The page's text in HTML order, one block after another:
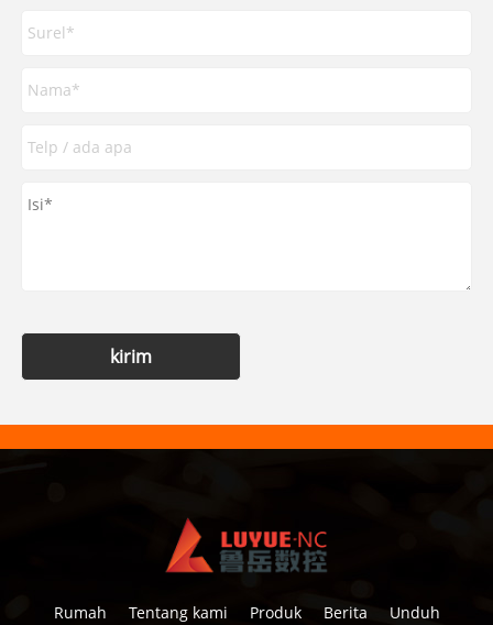
kirim
Rumah Tentang kami Produk Berita Unduh